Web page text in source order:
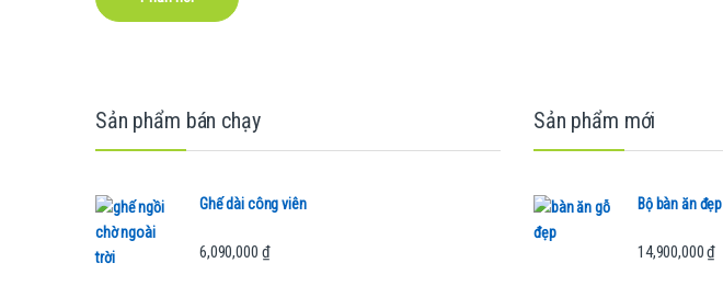
Sản phẩm bán chạy
Ghế dài công viên
6,090,000 ₫
Sản phẩm mới
Bộ bàn ăn đẹp
14,900,000₫